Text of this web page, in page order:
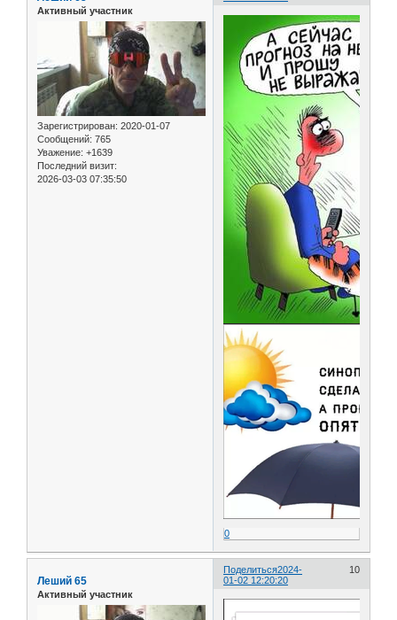
Активный участник
Зарегистрирован: 2020-01-07
Сообщений: 765
Уважение: +1639
Последний визит:
2026-03-03 07:35:50
0
Поделиться 10
2024-
01-02 12:20:20
Леший 65
Активный участник